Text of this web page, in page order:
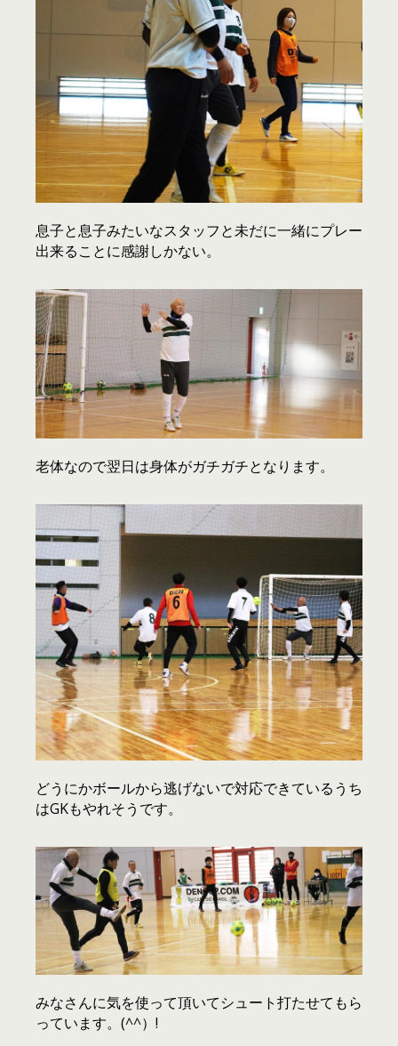
息子と息子みたいなスタッフと未だに一緒にプレー
出来ることに感謝しかない。
老体なので翌日は身体がガチガチとなります。
どうにかボールから逃げないで対応できているうち
はGKもやれそうです。
みなさんに気を使って頂いてシュート打たせてもら
っています。(^^）!